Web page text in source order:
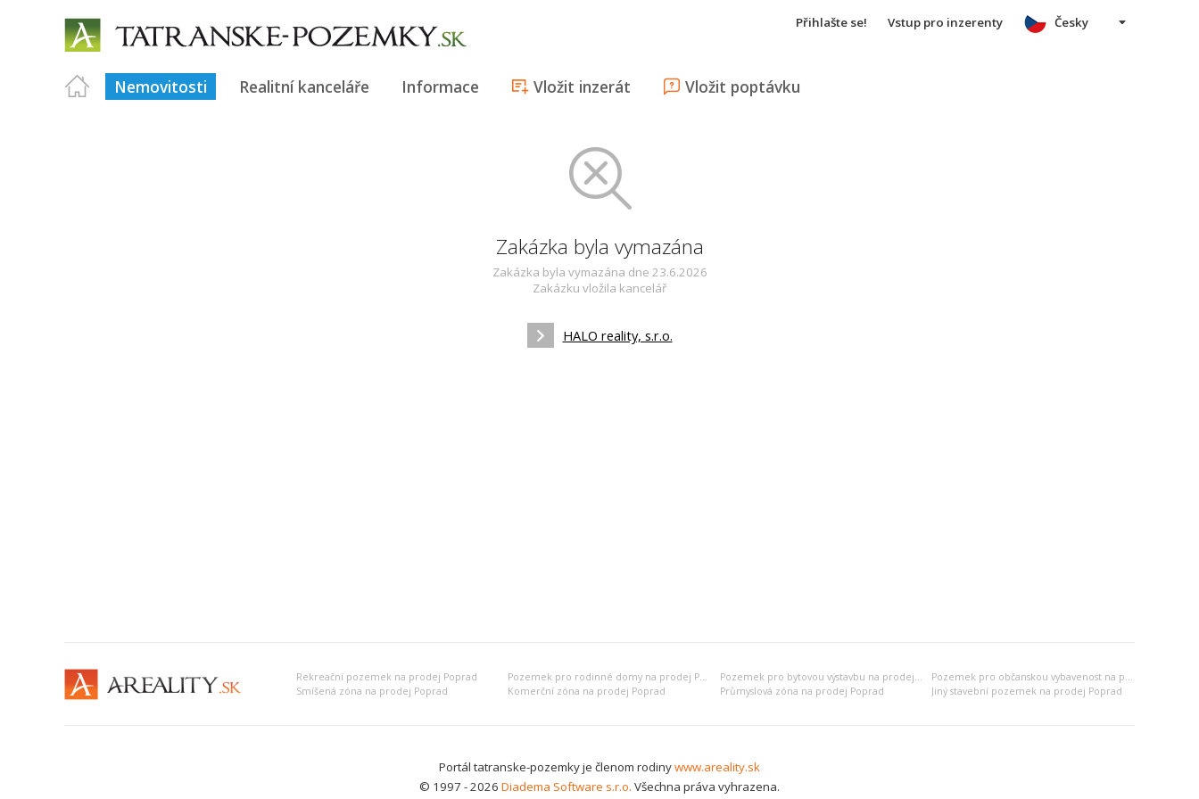
Přihlašte se! Vstup pro inzerenty
Nemovitosti Realitní kanceláře Informace Vložit inzerát Vložit poptávku
Česky
Zakázka byla vymazána
Zakázka byla vymazána dne 23.6.2026
Zakázku vložila kancelář
HALO reality, s.r.o.
Rekreační pozemek na prodej Poprad Pozemek pro rodinné domy na prodej Poprad Pozemek pro bytovou výstavbu na prodej Poprad
Pozemek pro občanskou vybavenost na prodej Poprad
Smíšená zóna na prodej Poprad
Komerční zóna na prodej Poprad Průmyslová zóna na prodej Poprad Jiný stavební pozemek na prodej Poprad
Portál tatranske-pozemky je členom rodinywww.areality.sk
© 1997 - 2026 Diadema Software s.r.o. Všechna práva vyhrazena.